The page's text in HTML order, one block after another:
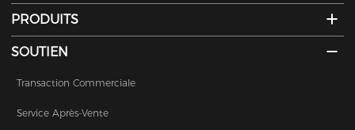
PRODUITS
SOUTIEN
Transaction Commerciale
Service Après-Vente